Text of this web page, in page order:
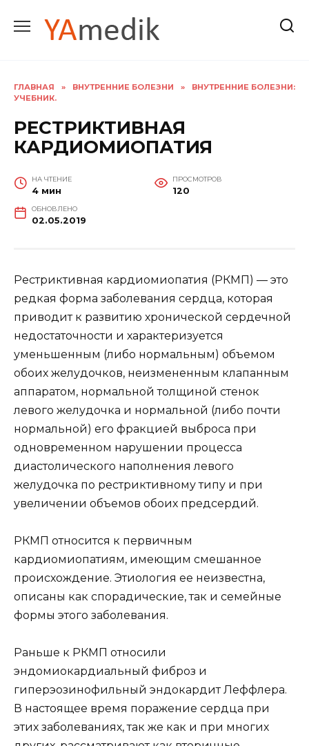
содержанию
ГЛАВНАЯ » ВНУТРЕННИЕ БОЛЕЗНИ »
ВНУТРЕННИЕ БОЛЕЗНИ:
УЧЕБНИК.
РЕСТРИКТИВНАЯ
КАРДИОМИОПАТИЯ
НА ЧТЕНИЕ
4 мин
ПРОСМОТРОВ
120
ОБНОВЛЕНО
02.05.2019
Рестриктивная кардиомиопатия (РКМП) — это
редкая форма заболевания сердца, которая
приводит к развитию хронической сердечной
недостаточности и характеризуется
уменьшенным (либо нормальным) объемом
обоих желудочков, неизмененным клапанным
аппаратом, нормальной толщиной стенок
левого желудочка и нормальной (либо почти
нормальной) его фракцией выброса при
одновременном нарушении процесса
диастолического наполнения левого
желудочка по рестриктивному типу и при
увеличении объемов обоих предсердий.
РКМП относится к первичным
кардиомиопатиям, имеющим смешанное
происхождение. Этиология ее неизвестна,
описаны как спорадические, так и семейные
формы этого заболевания.
Раньше к РКМП относили
эндомиокардиальный фиброз и
гиперэозинофильный эндокардит Леффлера.
В настоящее время поражение сердца при
этих заболеваниях, так же как и при многих